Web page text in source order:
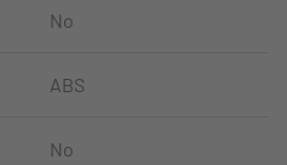
No
ABS
No